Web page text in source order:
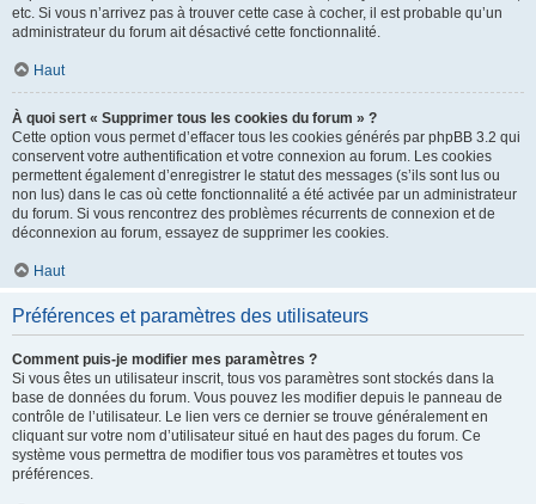
etc. Si vous n’arrivez pas à trouver cette case à cocher, il est probable qu’un
administrateur du forum ait désactivé cette fonctionnalité.
Haut
À quoi sert « Supprimer tous les cookies du forum » ?
Cette option vous permet d’effacer tous les cookies générés par phpBB 3.2 qui
conservent votre authentification et votre connexion au forum. Les cookies
permettent également d’enregistrer le statut des messages (s’ils sont lus ou
non lus) dans le cas où cette fonctionnalité a été activée par un administrateur
du forum. Si vous rencontrez des problèmes récurrents de connexion et de
déconnexion au forum, essayez de supprimer les cookies.
Haut
Préférences et paramètres des utilisateurs
Comment puis-je modifier mes paramètres ?
Si vous êtes un utilisateur inscrit, tous vos paramètres sont stockés dans la
base de données du forum. Vous pouvez les modifier depuis le panneau de
contrôle de l’utilisateur. Le lien vers ce dernier se trouve généralement en
cliquant sur votre nom d’utilisateur situé en haut des pages du forum. Ce
système vous permettra de modifier tous vos paramètres et toutes vos
préférences.